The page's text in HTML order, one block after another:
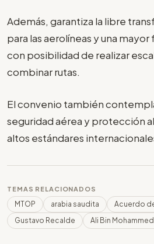
Además, garantiza la libre
para las aerolíneas y una
con posibilidad de realizar
combinar rutas.
El convenio también
seguridad aérea y protección
altos estándares
TEMAS RELACIONADOS
MTOP arabia saudita
Acuerdo
Gustavo Recalde
Ali Bin